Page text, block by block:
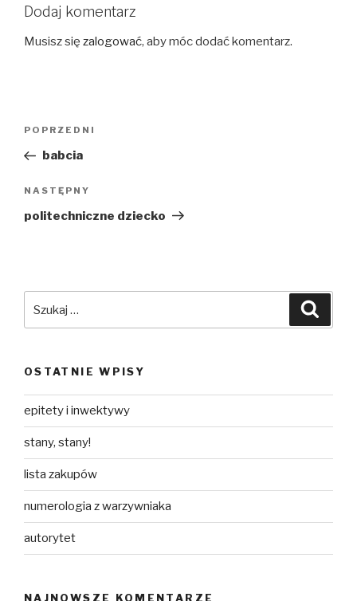
Dodaj komentarz
Musisz się zalogować, aby móc dodać komentarz.
Poprzedni
wpis
POPRZEDNI
babcia
Następny
wpis
NASTĘPNY
politechniczne dziecko
OSTATNIE WPISY
epitety i inwektywy
stany, stany!
lista zakupów
numerologia z warzywniaka
autorytet
NAJNOWSZE KOMENTARZE